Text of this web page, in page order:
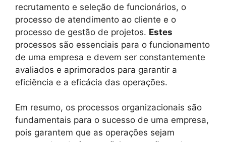
recrutamento e seleção de funcionários, o
processo de atendimento ao cliente e o
processo de gestão de projetos. Estes
processos são essenciais para o funcionamento
de uma empresa e devem ser constantemente
avaliados e aprimorados para garantir a
eficiência e a eficácia das operações.
Em resumo, os processos organizacionais são
fundamentais para o sucesso de uma empresa,
pois garantem que as operações sejam